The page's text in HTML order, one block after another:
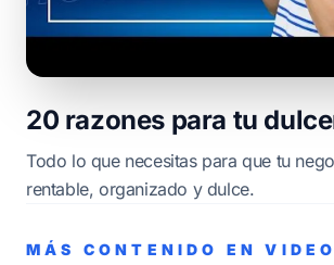
20 razones para tu
Todo lo que necesitas para que tu
rentable, organizado y dulce.
MÁS CONTENIDO EN VIDEO